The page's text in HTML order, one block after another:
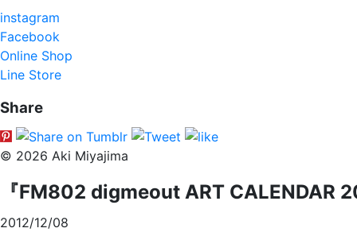
instagram
Facebook
Online Shop
Line Store
Share
© 2026 Aki Miyajima
『FM802 digmeout ART CALENDAR
2012/12/08